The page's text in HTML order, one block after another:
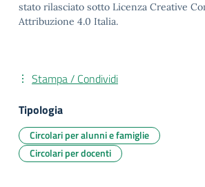
stato rilasciato sotto Licenza Creative
Attribuzione 4.0 Italia.
Stampa / Condividi
Tipologia
Circolari per alunni e famiglie
Circolari per docenti